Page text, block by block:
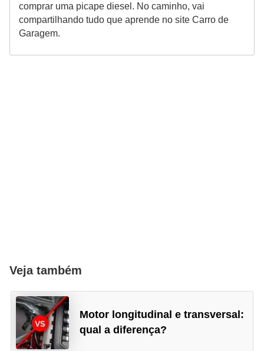
comprar uma picape diesel. No caminho, vai
compartilhando tudo que aprende no site Carro de
Garagem.
Veja também
Motor longitudinal e transversal:
qual a diferença?